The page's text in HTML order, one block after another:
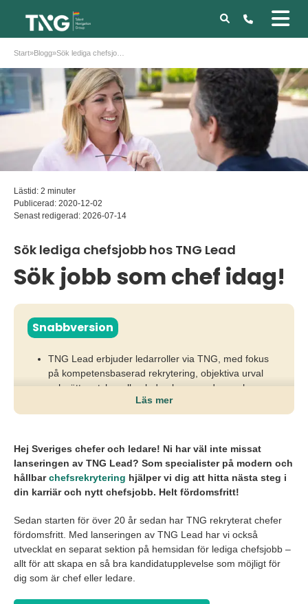
Start»Blogg»
Lästid: 2 minuter
Publicerad: 2020-12-02
Senast redigerad: 2026-07-14
Sök lediga chefsjobb hos TNG Lead
Sök jobb som chef idag!
Snabbversion
TNG Lead erbjuder ledarroller via TNG, med fokus
på kompetensbaserad rekrytering, objektiva urval
och rätt match mellan ledarskap, uppdrag och
riskerar att bromsa utveckling och skapa kostsamma
omstarter.
Som chef behöver du tydliggöra ditt ledarskap, dina
arbetsgivare som matchar ditt sätt att leda.
Läs mer
Hej Sveriges chefer och ledare! Ni har väl inte missat
lanseringen av TNG Lead? Som specialister på modern och
hållbarchefsrekrytering hjälper vi dig att hitta nästa steg i
din karriär och nytt chefsjobb. Helt fördomsfritt!
Sedan starten för över 20 år sedan har TNG rekryterat chefer
fördomsfritt. Med lanseringen av TNG Lead har vi också
utvecklat en separat sektion på hemsidan för lediga chefsjobb –
allt för att skapa en så bra kandidatupplevelse som möjligt för
dig som är chef eller ledare.